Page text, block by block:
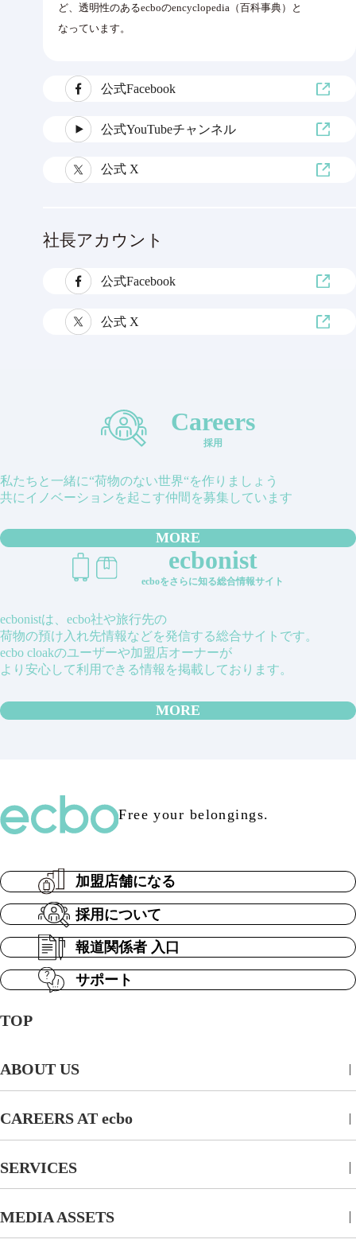
ど、透明性のあるecboのencyclopedia（百科事典）と
なっています。
公式Facebook
公式YouTubeチャンネル
公式 X
社長アカウント
公式Facebook
公式 X
Careers
採用
私たちと一緒に“荷物のない世界“を作りましょう
共にイノベーションを起こす仲間を募集しています
MORE
ecbonist
ecboをさらに知る総合情報サイト
ecbonistは、ecbo社や旅行先の
荷物の預け入れ先情報などを発信する総合サイトです。
ecbo cloakのユーザーや加盟店オーナーが
より安心して利用できる情報を掲載しております。
MORE
Free your belongings.
TOP
ABOUT US
CAREERS AT ecbo
SERVICES
MEDIA ASSETS
加盟店舗になる
採用について
報道関係者 入口
サポート